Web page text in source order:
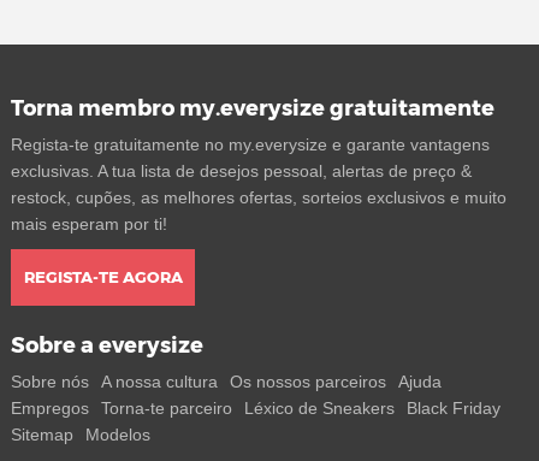
Torna membro my.everysize gratuitamente
Regista-te gratuitamente no my.everysize e garante vantagens
exclusivas. A tua lista de desejos pessoal, alertas de preço &
restock, cupões, as melhores ofertas, sorteios exclusivos e muito
mais esperam por ti!
REGISTA-TE AGORA
Sobre a everysize
Sobre nós A nossa cultura Os nossos parceiros
Ajuda
Empregos
Torna-te parceiro Léxico de Sneakers
Black Friday
Sitemap
Modelos